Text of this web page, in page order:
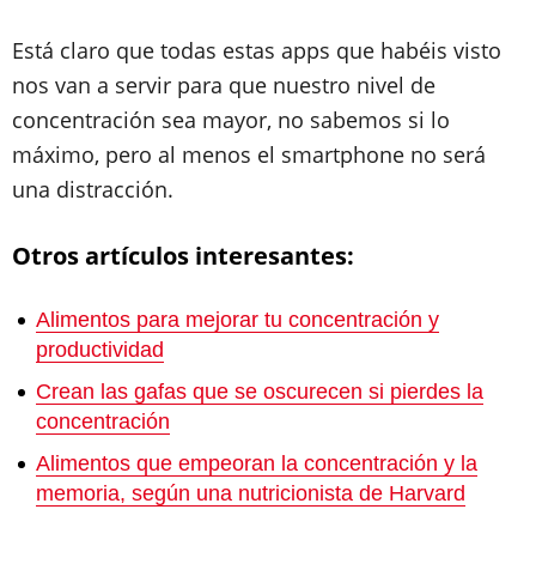
Está claro que todas estas apps que habéis visto
nos van a servir para que nuestro nivel de
concentración sea mayor, no sabemos si lo
máximo, pero al menos el smartphone no será
una distracción.
Otros artículos interesantes:
Alimentos para mejorar tu concentración y
productividad
Crean las gafas que se oscurecen si pierdes la
concentración
Alimentos que empeoran la concentración y la
memoria, según una nutricionista de Harvard